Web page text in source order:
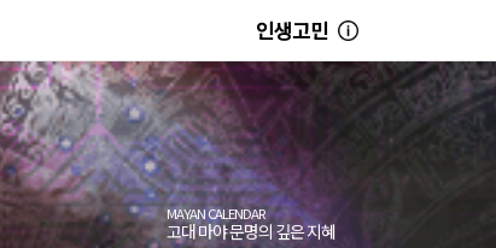
인생고민
MAYAN CALENDAR
고대 마야 문명의 깊은 지혜